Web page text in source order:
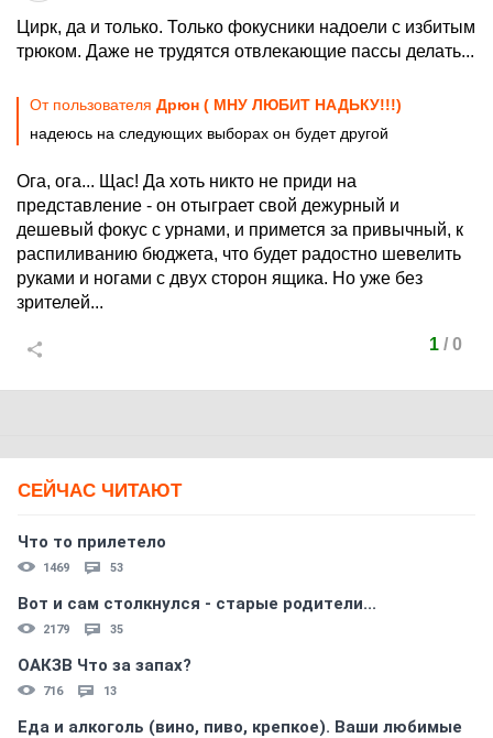
Цирк, да и только. Только фокусники надоели с избитым
трюком. Даже не трудятся отвлекающие пассы делать...
От пользователя Дрюн ( МНУ ЛЮБИТ НАДЬКУ!!!)
надеюсь на следующих выборах он будет другой
Ога, ога... Щас! Да хоть никто не приди на
представление - он отыграет свой дежурный и
дешевый фокус с урнами, и примется за привычный, к
распиливанию бюджета, что будет радостно шевелить
руками и ногами с двух сторон ящика. Но уже без
зрителей...
1/ 0
СЕЙЧАС ЧИТАЮТ
Что то прилетело
1469 53
Вот и сам столкнулся - старые родители...
2179 35
ОАКЗВ Что за запах?
716 13
Еда и алкоголь (вино, пиво, крепкое). Ваши любимые